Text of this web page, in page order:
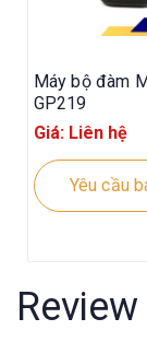
Máy bộ đàm
GP219
Giá: Liên hệ
Yêu cầu
Review